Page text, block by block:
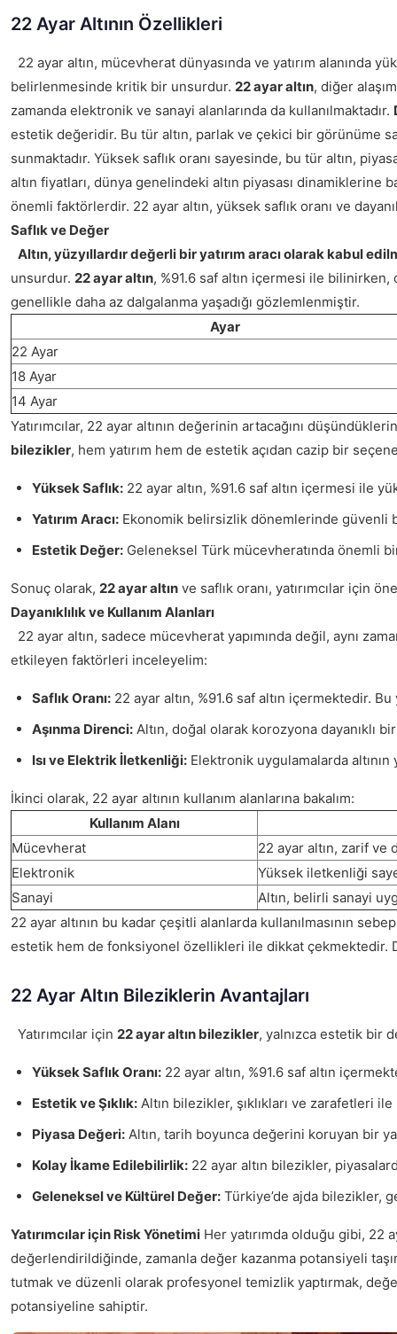
22 Ayar Altının Özellikleri
22 ayar altın, mücevherat dünyasında ve yatırım alanında
belirlenmesinde kritik bir unsurdur. 22 ayar altın, diğer
zamanda elektronik ve sanayi alanlarında da kullanılmaktadır.
estetik değeridir. Bu tür altın, parlak ve çekici bir görünüme
sunmaktadır. Yüksek saflık oranı sayesinde, bu tür altın,
altın fiyatları, dünya genelindeki altın piyasası
önemli faktörlerdir. 22 ayar altın, yüksek saflık oranı ve
Saflık ve Değer
Altın, yüzyıllardır değerli bir yatırım aracı olarak kabul
unsurdur. 22 ayar altın, %91.6 saf altın içermesi ile
genellikle daha az dalgalanma yaşadığı gözlemlenmiştir.
Ayar
22 Ayar
18 Ayar
14 Ayar
Yatırımcılar, 22 ayar altının değerinin artacağını
bilezikler, hem yatırım hem de estetik açıdan cazip bir
Yüksek Saflık: 22 ayar altın, %91.6 saf altın içermesi ile
Yatırım Aracı: Ekonomik belirsizlik dönemlerinde güvenli
Estetik Değer: Geleneksel Türk mücevheratında önemli
Sonuç olarak, 22 ayar altın ve saflık oranı, yatırımcılar için
Dayanıklılık ve Kullanım Alanları
22 ayar altın, sadece mücevherat yapımında değil, aynı
etkileyen faktörleri inceleyelim:
Saflık Oranı: 22 ayar altın, %91.6 saf altın içermektedir. Bu
Aşınma Direnci: Altın, doğal olarak korozyona dayanıklı
Isı ve Elektrik İletkenliği: Elektronik uygulamalarda
İkinci olarak, 22 ayar altının kullanım alanlarına bakalım:
Kullanım Alanı
Mücevherat
22 ayar altın, zarif ve
Elektronik
Yüksek iletkenliği
Sanayi
Altın, belirli sanayi
22 ayar altının bu kadar çeşitli alanlarda kullanılmasının
estetik hem de fonksiyonel özellikleri ile dikkat çekmektedir.
22 Ayar Altın Bileziklerin Avantajları
Yatırımcılar için 22 ayar altın bilezikler, yalnızca estetik bir
Yüksek Saflık Oranı: 22 ayar altın, %91.6 saf altın
Estetik ve Şıklık: Altın bilezikler, şıklıkları ve zarafetleri
Piyasa Değeri: Altın, tarih boyunca değerini koruyan bir
Kolay İkame Edilebilirlik: 22 ayar altın bilezikler,
Geleneksel ve Kültürel Değer: Türkiye’de ajda bilezikler,
Yatırımcılar için Risk Yönetimi Her yatırımda olduğu gibi, 22
değerlendirildiğinde, zamanla değer kazanma potansiyeli
tutmak ve düzenli olarak profesyonel temizlik yaptırmak,
potansiyeline sahiptir.